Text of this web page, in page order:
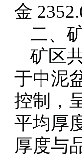
金
二、
矿区
于中泥
控制，
平均厚
厚度与